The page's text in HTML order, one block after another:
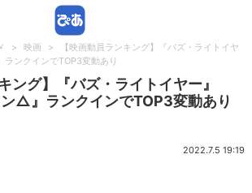
> 映画 >
【映画動員ランキング】『バズ・ライトイヤ
ンクインでTOP3変動あり
ング】『バズ・ライトイヤー』
ン△』ランクインでTOP3変動あり
2022.7.5 19:19